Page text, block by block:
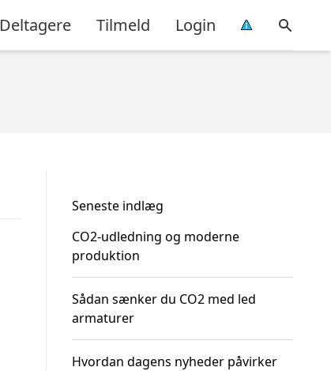
Deltagere Tilmeld Login
Seneste indlæg
CO2-udledning og moderne
produktion
Sådan sænker du CO2 med led
armaturer
Hvordan dagens nyheder påvirker